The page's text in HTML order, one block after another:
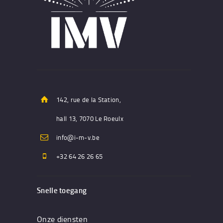
142, rue de la Station,
hall 13, 7070 Le Roeulx
info@i-m-v.be
+32 64 26 26 65
Snelle toegang
Onze diensten